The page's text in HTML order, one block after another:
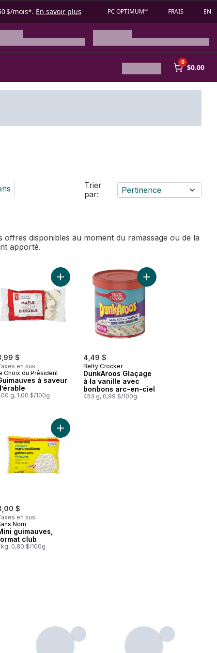
$/mois*. En savoir plus PC OPTIMUM🅪 FRAIS EN
0
$0.00
Trier
par:
Pertinence
disponibles au moment du ramassage ou de la
apporté.
parchemin culinaire grands moules au panier
$
en sus
Choix du Président
à saveur
g, 1,00 $/100g
Ajouter Guimauves à saveur d’érable au panier
4,49 $
Betty Crocker
DunkAroos Glaçage
à la vanille avec
bonbons arc-en-ciel
453 g, 0,99 $/100g
Ajouter DunkAroos
de guimauve au panier
$
en sus
Nom
guimauves,
club
kg, 0,80 $/100g
Ajouter Mini guimauves, format club au panier